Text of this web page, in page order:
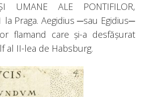
UMANE ALE PONTIFILOR,
la Praga. Aegidius ─sau Egidius─
flamand care și-a desfășurat
al II-lea de Habsburg.